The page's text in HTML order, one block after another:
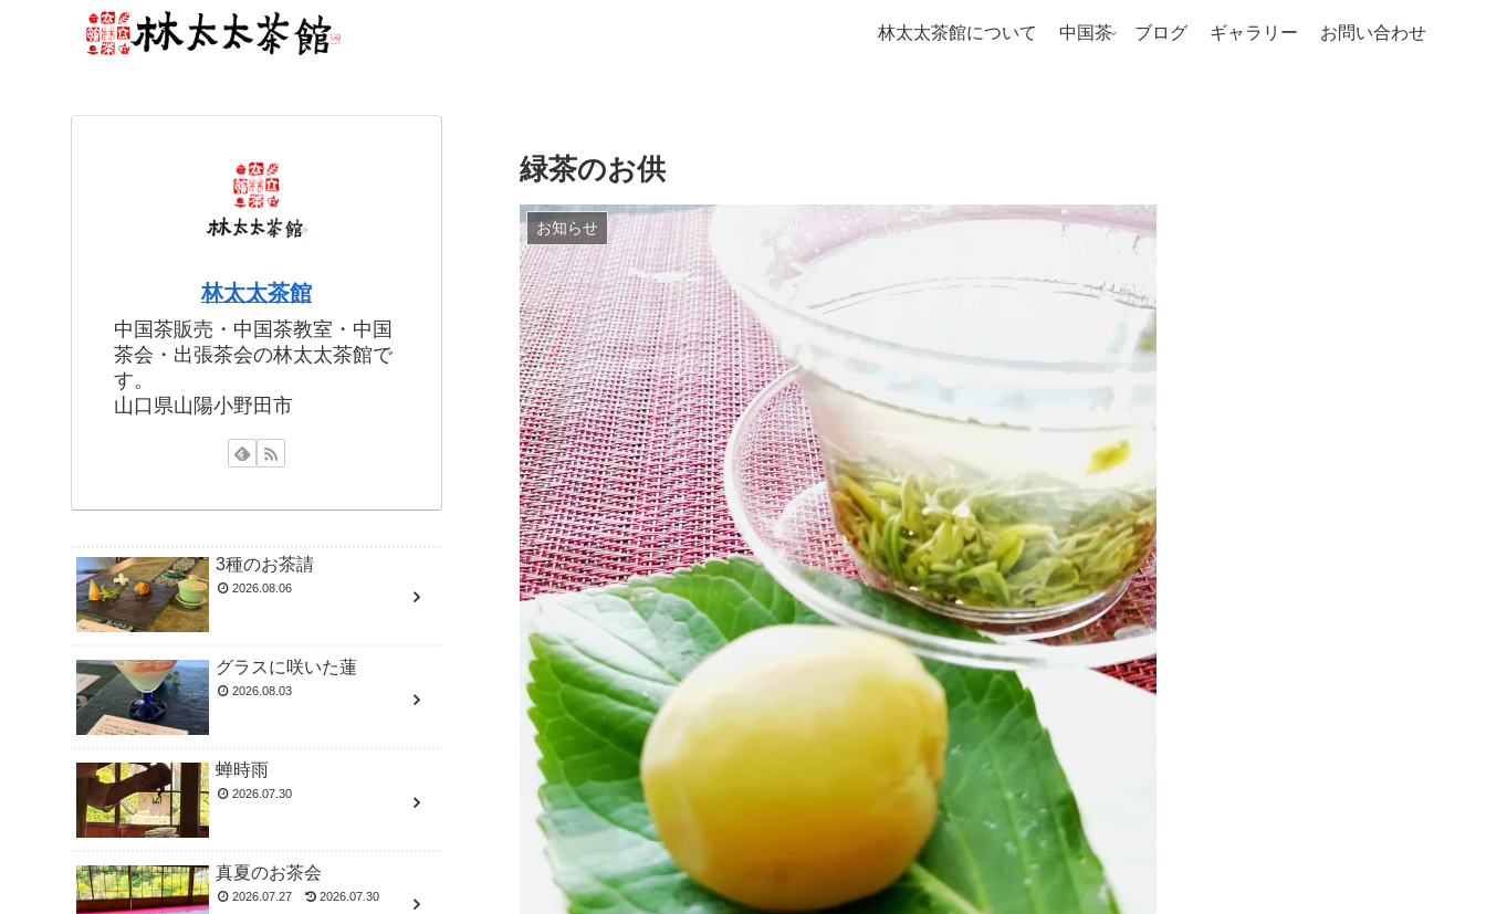
林太太茶館について 中国茶 ブログ ギャラリー お問い合わせ
緑茶のお供
お知らせ
林太太茶館
中国茶販売・中国茶教室・中国
茶会・出張茶会の林太太茶館で
す。
山口県山陽小野田市
3種のお茶請
2026.08.06
グラスに咲いた蓮
2026.08.03
蝉時雨
2026.07.30
真夏のお茶会
2026.07.27 2026.07.30